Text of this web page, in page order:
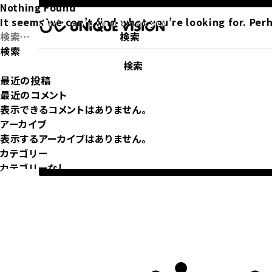
Nothing Found
It seems we can’t find what you’re looking for.
検
索:
検索
検索
最近の投稿
最近のコメント
表示できるコメントはありません。
アーカイブ
表示するアーカイブはありません。
カテゴリー
カテゴリーなし